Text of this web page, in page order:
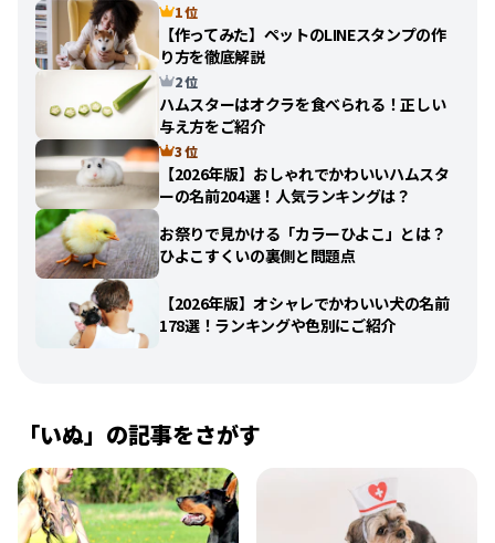
1 位
【作ってみた】ペットのLINEスタンプの作
り方を徹底解説
2 位
ハムスターはオクラを食べられる！正しい
与え方をご紹介
3 位
【2026年版】おしゃれでかわいいハムスタ
ーの名前204選！人気ランキングは？
お祭りで見かける「カラーひよこ」とは？
ひよこすくいの裏側と問題点
【2026年版】オシャレでかわいい犬の名前
178選！ランキングや色別にご紹介
「いぬ」の記事をさがす